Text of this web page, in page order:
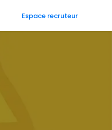
Espace recruteur